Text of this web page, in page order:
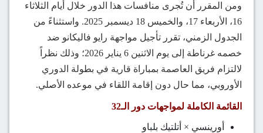
ومن المقرر أن تُجرى منافسات هذا الدور خلال أيام الثلاثاء
16، الأربعاء 17، والخميس 18 ديسمبر 2025. واستثناءً من
الجدول الزمني، تقرر تأجيل مواجهة رايو فاليكانو ضد
خصمه غرناطة إلى يوم الاثنين 6 يناير 2026؛ وذلك نظراً
لالتزام فريق العاصمة بمباراة قارية في بطولة الدوري
الأوروبي، مما حال دون إقامة اللقاء في موعده الأصلي.
القائمة الكاملة لمواجهات دور الـ32
أورينسي × أتلتيك بلباو